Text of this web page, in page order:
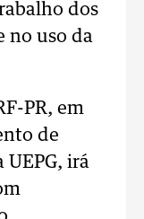
dos
no uso da
PR, em
de
UEPG, irá